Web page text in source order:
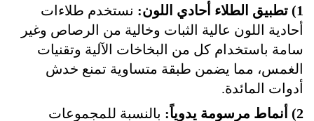
1) تطبيق الطلاء أحادي اللون:
نستخدم طلاءات
أحادية اللون عالية الثبات وخالية من الرصاص وغير
سامة باستخدام كل من البخاخات الآلية وتقنيات
الغمس، مما يضمن طبقة متساوية تمنع خدش
أدوات المائدة.
2) أنماط مرسومة يدوياً:
بالنسبة للمجموعات